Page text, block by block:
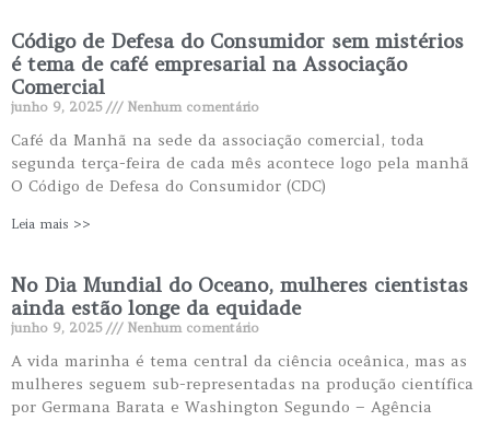
Código de Defesa do Consumidor sem mistérios
é tema de café empresarial na Associação
Comercial
junho 9, 2025 Nenhum comentário
Café da Manhã na sede da associação comercial, toda
segunda terça-feira de cada mês acontece logo pela manhã
O Código de Defesa do Consumidor (CDC)
Leia mais >>
No Dia Mundial do Oceano, mulheres cientistas
ainda estão longe da equidade
junho 9, 2025 Nenhum comentário
A vida marinha é tema central da ciência oceânica, mas as
mulheres seguem sub-representadas na produção científica
por Germana Barata e Washington Segundo – Agência